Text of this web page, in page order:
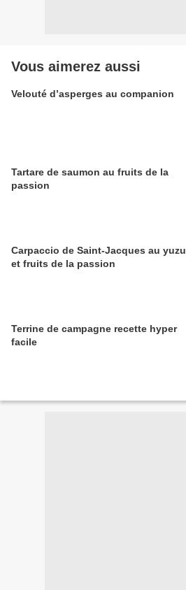
Vous aimerez aussi
Velouté d’asperges au companion
Tartare de saumon au fruits de la
passion
Carpaccio de Saint-Jacques au yuzu
et fruits de la passion
Terrine de campagne recette hyper
facile